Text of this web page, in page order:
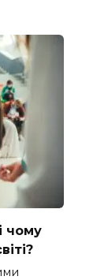
чому